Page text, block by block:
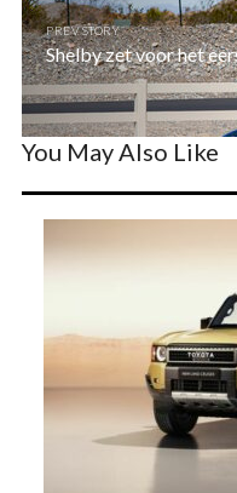
PREV STORY
Shelby zet voor het
You May Also Like